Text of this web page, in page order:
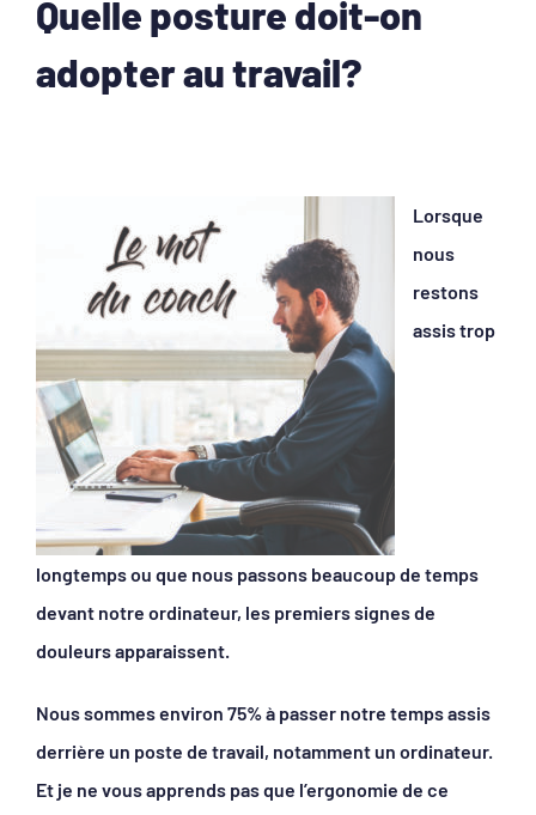
Quelle posture doit-on
adopter au travail?
Lorsque
nous
restons
assis trop
longtemps ou que nous passons beaucoup de temps
devant notre ordinateur, les premiers signes de
douleurs apparaissent.
Nous sommes environ 75% à passer notre temps assis
derrière un poste de travail, notamment un ordinateur.
Et je ne vous apprends pas que l’ergonomie de ce